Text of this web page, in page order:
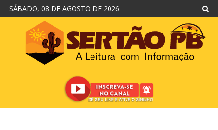
SÁBADO, 08 DE AGOSTO DE 2026